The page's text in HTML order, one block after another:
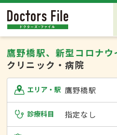
鷹野橋駅、新型コロナ
クリニック・病院
エリア・駅 鷹野橋駅
診療科目 指定なし